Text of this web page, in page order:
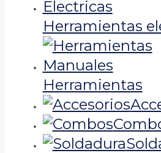
Herramientas
Herramientas